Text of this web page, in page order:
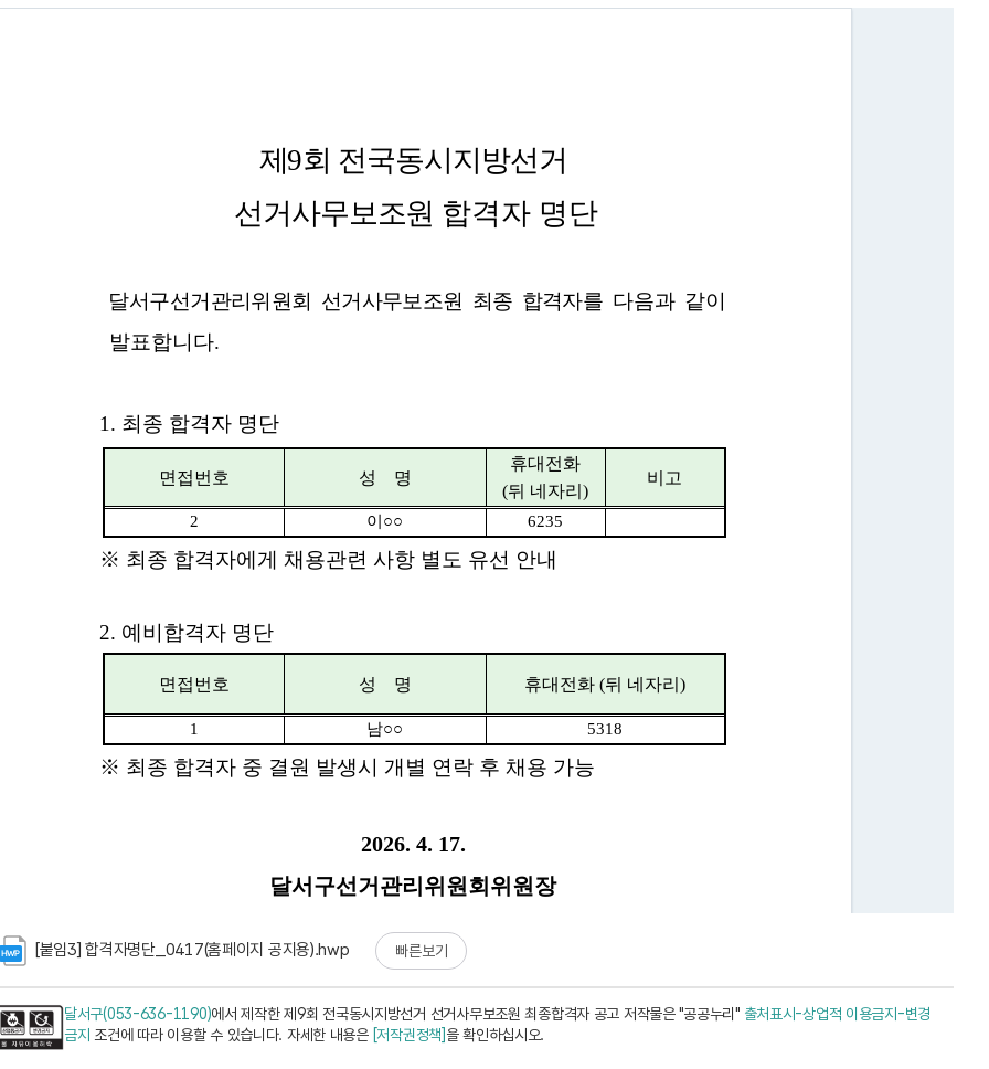
[붙임3] 합격자명단_0417(홈페이지 공지용).hwp 빠른보기
달서구(053-636-1190)에서 제작한 제9회 전국동시지방선거 선거사무보조원 최종합격자 공고 저작물은 "공공누리" 출처표시-상업적 이용금지-변경
금지 조건에 따라 이용할 수 있습니다. 자세한 내용은 [저작권정책]을 확인하십시오.